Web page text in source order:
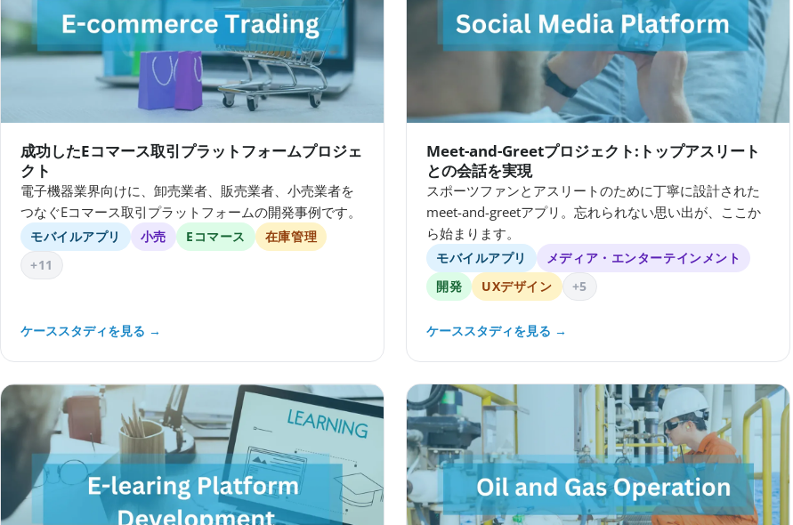
成功したEコマース取引プラットフォームプロジェ
クト
電子機器業界向けに、卸売業者、販売業者、小売業者を
つなぐEコマース取引プラットフォームの開発事例です。
モバイルアプリ 小売 Eコマース
在庫管理
+11
ケーススタディを見る →
Meet-and-Greetプロジェクト:トップアスリート
との会話を実現
スポーツファンとアスリートのために丁寧に設計された
meet-and-greetアプリ。忘れられない思い出が、ここか
ら始まります。
モバイルアプリ
メディア・エンターテインメント
開発
UXデザイン +5
ケーススタディを見る →